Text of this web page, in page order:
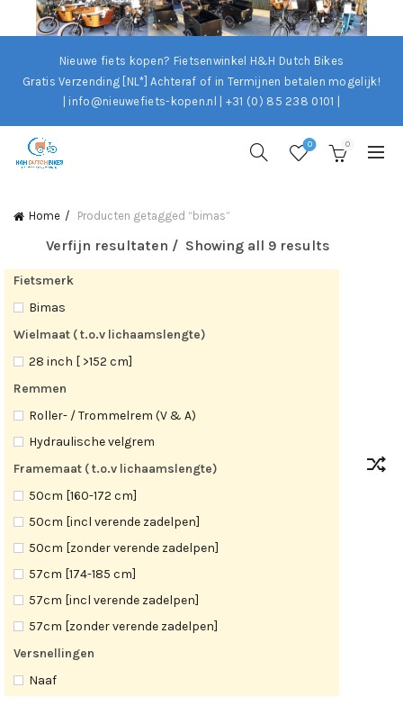
Nieuwe fiets kopen? Fietsenwinkel H&H Dutch Bikes
Gratis Verzending [NL*] Achteraf of in Termijnen betalen mogelijk!
| info@nieuwefiets-kopen.nl | +31 (0) 85 238 0101 |
0 0
Home Producten getagged “bimas”
Verfijn resultaten Showing all 9 results
Fietsmerk
Bimas
Wielmaat ( t.o.v lichaamslengte)
28 inch [ >152 cm]
Remmen
Roller- / Trommelrem (V & A)
Hydraulische velgrem
Framemaat ( t.o.v lichaamslengte)
50cm [160-172 cm]
50cm [incl verende zadelpen]
50cm [zonder verende zadelpen]
57cm [174-185 cm]
57cm [incl verende zadelpen]
57cm [zonder verende zadelpen]
Versnellingen
Naaf